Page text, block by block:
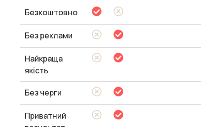
Безкоштовно
Без реклами
Найкраща
якість
Без черги
Приватний